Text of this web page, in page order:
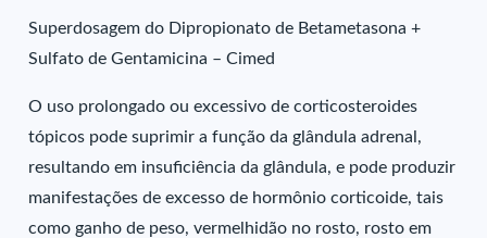
Superdosagem do Dipropionato de Betametasona +
Sulfato de Gentamicina – Cimed
O uso prolongado ou excessivo de corticosteroides
tópicos pode suprimir a função da glândula adrenal,
resultando em insuficiência da glândula, e pode produzir
manifestações de excesso de hormônio corticoide, tais
como ganho de peso, vermelhidão no rosto, rosto em